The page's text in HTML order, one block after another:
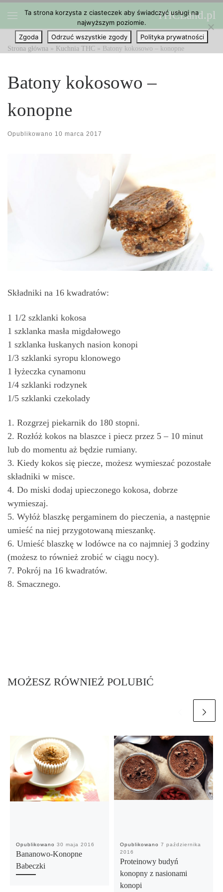
Przejdź do treści THCLand.pl
Strona główna » Kuchnia THC » Batony kokosowo – konopne
Batony kokosowo –
konopne
Opublikowano 10 marca 2017
Składniki na 16 kwadratów:
1 1/2 szklanki kokosa
1 szklanka masła migdałowego
1 szklanka łuskanych nasion konopi
1/3 szklanki syropu klonowego
1 łyżeczka cynamonu
1/4 szklanki rodzynek
1/5 szklanki czekolady
1. Rozgrzej piekarnik do 180 stopni.
2. Rozłóż kokos na blaszce i piecz przez 5 – 10 minut
lub do momentu aż będzie rumiany.
3. Kiedy kokos się piecze, możesz wymieszać pozostałe
składniki w misce.
4. Do miski dodaj upieczonego kokosa, dobrze
wymieszaj.
5. Wyłóż blaszkę pergaminem do pieczenia, a następnie
umieść na niej przygotowaną mieszankę.
6. Umieść blaszkę w lodówce na co najmniej 3 godziny
(możesz to również zrobić w ciągu nocy).
7. Pokrój na 16 kwadratów.
8. Smacznego.
MOŻESZ RÓWNIEŻ POLUBIĆ
Opublikowano 30 maja 2016
Bananowo-Konopne
Babeczki
Opublikowano 7 października
2016
Proteinowy budyń
konopny z nasionami
konopi
Ta strona korzysta z ciasteczek aby świadczyć usługi na
najwyższym poziomie.
Zgoda
Odrzuć wszystkie zgody Polityka prywatności